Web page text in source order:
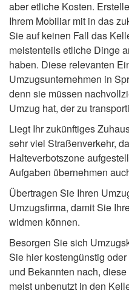
aber etliche Kosten.
Ihrem Mobiliar mit in das
Sie auf keinen Fall das
meistenteils etliche Dinge
haben. Diese relevanten
Umzugsunternehmen in
denn sie müssen
Umzug hat, der zu
Liegt Ihr zukünftiges
sehr viel Straßenverkehr,
Halteverbotszone
Aufgaben übernehmen
Übertragen Sie Ihren
Umzugsfirma, damit Sie
widmen können.
Besorgen Sie sich
Sie hier kostengünstig
und Bekannten nach,
meist unbenutzt in den